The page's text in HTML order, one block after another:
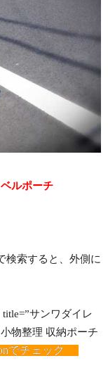
ルポーチ
検索すると、外側に
title=”サンワダイレ
物整理 収納ポーチ
でチェック